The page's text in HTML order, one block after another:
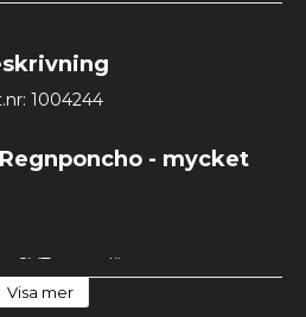
1004244
- mycket
SVT:s populäraste
i programmet Somarlov.
en egen serie
Visa mer